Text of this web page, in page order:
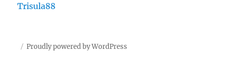
Trisula88
Proudly powered by WordPress